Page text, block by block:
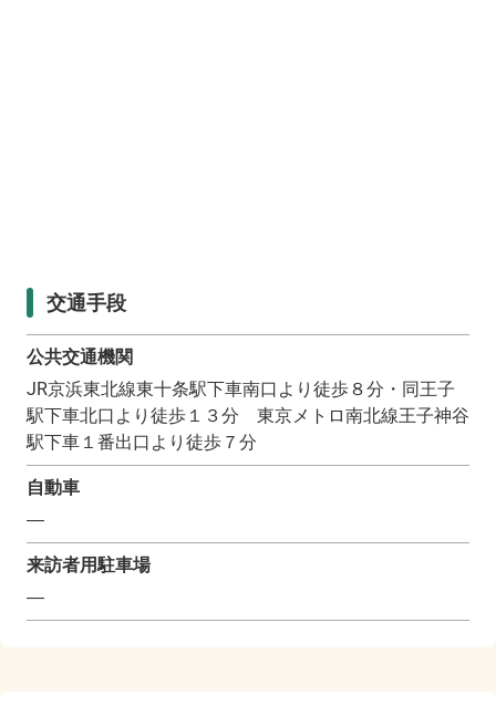
交通手段
公共交通機関
JR京浜東北線東十条駅下車南口より徒歩８分・同王子
駅下車北口より徒歩１３分 東京メトロ南北線王子神谷
駅下車１番出口より徒歩７分
自動車
―
来訪者用駐車場
―